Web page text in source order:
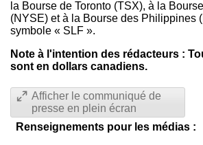
la Bourse de Toronto (TSX), à la
(NYSE) et à la Bourse des Philippines
symbole « SLF ».
Note à l'intention des rédacteurs :
sont en dollars canadiens.
Afficher le communiqué de
presse en plein écran
Renseignements pour les médias :